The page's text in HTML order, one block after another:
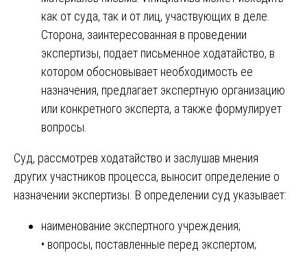
как от суда, так и от лиц, участвующих в деле.
Сторона, заинтересованная в проведении
экспертизы, подает письменное ходатайство, в
котором обосновывает необходимость ее
назначения, предлагает экспертную организацию
или конкретного эксперта, а также формулирует
вопросы.
Суд, рассмотрев ходатайство и заслушав мнения
других участников процесса, выносит определение о
назначении экспертизы. В определении суд указывает:
наименование экспертного учреждения;
• вопросы, поставленные перед экспертом;